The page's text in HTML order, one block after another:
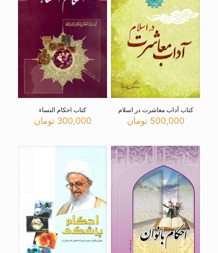
کتاب آداب معاشرت در اسلام
500,000 تومان
کتاب احکام النساء
300,000 تومان